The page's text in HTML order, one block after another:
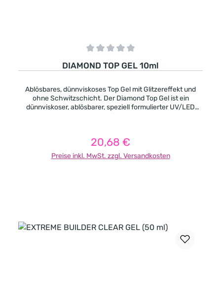
Durchschnittliche Bewertung von 0 von 5 Sternen
DIAMOND TOP GEL 10ml
Ablösbares, dünnviskoses Top Gel mit Glitzereffekt und
ohne Schwitzschicht. Der Diamond Top Gel ist ein
dünnviskoser, ablösbarer, speziell formulierter UV/LED
Einfache und dünne Anwendung • Schnelle Verarbeitung •
Einsetzbar für Gel, Acrylgel, UV Nagellack und Acryl.
Regulärer Preis:
20,68 €
Preise inkl. MwSt. zzgl. Versandkosten